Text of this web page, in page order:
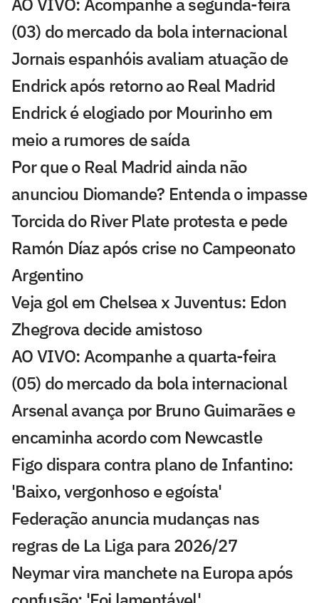
(03) do mercado da bola internacional
Jornais espanhóis avaliam atuação de
Endrick após retorno ao Real Madrid
Endrick é elogiado por Mourinho em
meio a rumores de saída
Por que o Real Madrid ainda não
anunciou Diomande? Entenda o impasse
Torcida do River Plate protesta e pede
Ramón Díaz após crise no Campeonato
Argentino
Veja gol em Chelsea x Juventus: Edon
Zhegrova decide amistoso
AO VIVO: Acompanhe a quarta-feira
(05) do mercado da bola internacional
Arsenal avança por Bruno Guimarães e
encaminha acordo com Newcastle
Figo dispara contra plano de Infantino:
'Baixo, vergonhoso e egoísta'
Federação anuncia mudanças nas
regras de La Liga para 2026/27
Neymar vira manchete na Europa após